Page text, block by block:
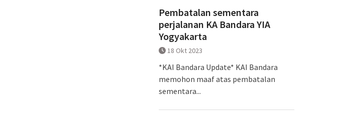
Pembatalan sementara
perjalanan KA Bandara YIA
Yogyakarta
18 Okt 2023
*KAI Bandara Update* KAI Bandara
memohon maaf atas pembatalan
sementara...